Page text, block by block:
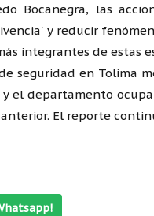
Bocanegra, las
y reducir
integrantes de estas
seguridad en Tolima
el departamento
El reporte